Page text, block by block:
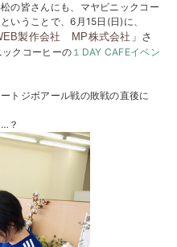
の皆さんにも、マヤビニックコー
いうことで、6月15日(日)に、
製作会社 MP株式会社 」さ
クコーヒーの １DAY CAFEイベン
トジボアール戦の敗戦の直後に
？